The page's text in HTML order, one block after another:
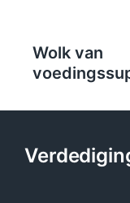
Wolk van